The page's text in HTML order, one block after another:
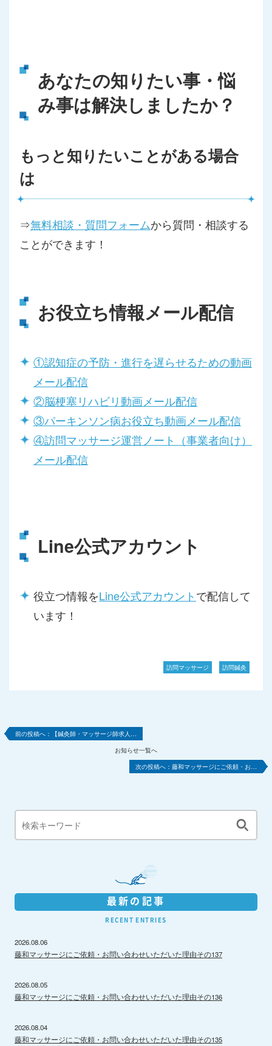
あなたの知りたい事・悩
み事は解決しましたか？
もっと知りたいことがある場合
は
⇒無料相談・質問フォームから質問・相談する
ことができます！
お役立ち情報メール配信
①認知症の予防・進行を遅らせるための動画
メール配信
②脳梗塞リハビリ動画メール配信
③パーキンソン病お役立ち動画メール配信
④訪問マッサージ運営ノート（事業者向け）
メール配信
Line公式アカウント
役立つ情報をLine公式アカウントで配信して
います！
訪問マッサージ 訪問鍼灸
【鍼灸師・マッサージ師求人…
お知らせ一覧へ
藤和マッサージにご依頼・お…
最新の記事
RECENT ENTRIES
2026.08.06
藤和マッサージにご依頼・お問い合わせいただいた理由その137
2026.08.05
藤和マッサージにご依頼・お問い合わせいただいた理由その136
2026.08.04
藤和マッサージにご依頼・お問い合わせいただいた理由その135